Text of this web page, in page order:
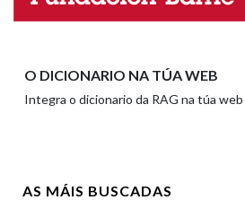
O DICIONARIO NA TÚA WEB
Integra o dicionario da RAG na túa web
AS MÁIS BUSCADAS